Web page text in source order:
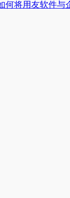
何将用友软件与